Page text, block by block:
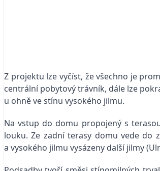
Z projektu lze vyčíst, že všechno je
centrální pobytový trávník, dále lze
u ohně ve stínu vysokého jilmu.
Na vstup do domu propojený s
louku. Ze zadní terasy domu vede do
a vysokého jilmu vysázeny další jilmy